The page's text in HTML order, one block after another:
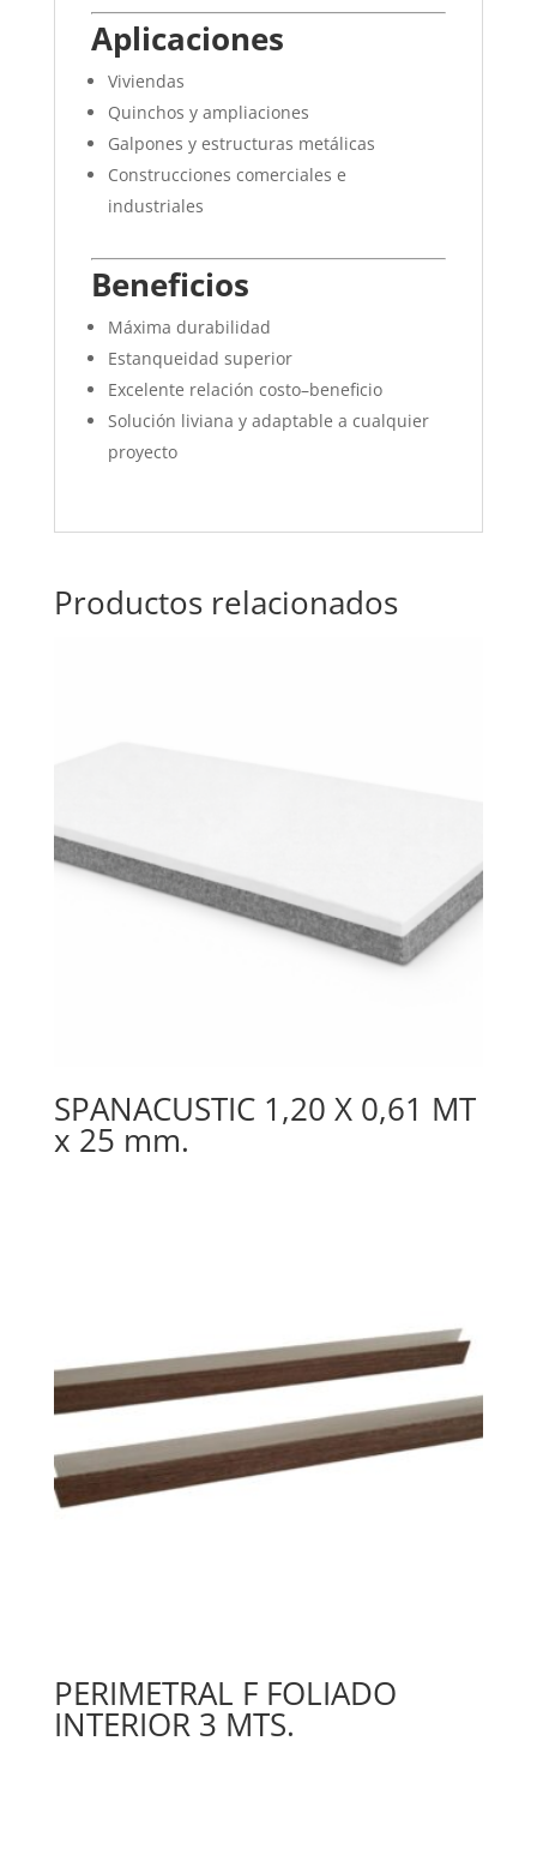
Aplicaciones
Viviendas
Quinchos y ampliaciones
Galpones y estructuras metálicas
Construcciones comerciales e
industriales
Beneficios
Máxima durabilidad
Estanqueidad superior
Excelente relación costo–beneficio
Solución liviana y adaptable a cualquier
proyecto
Productos relacionados
SPANACUSTIC 1,20 X 0,61 MT
x 25 mm.
PERIMETRAL F FOLIADO
INTERIOR 3 MTS.